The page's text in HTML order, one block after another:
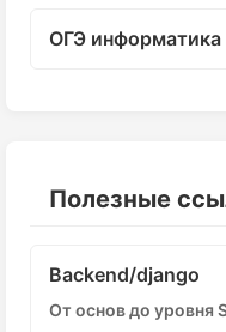
ОГЭ информатика
Полезные
Backend/django
От основ до уровня